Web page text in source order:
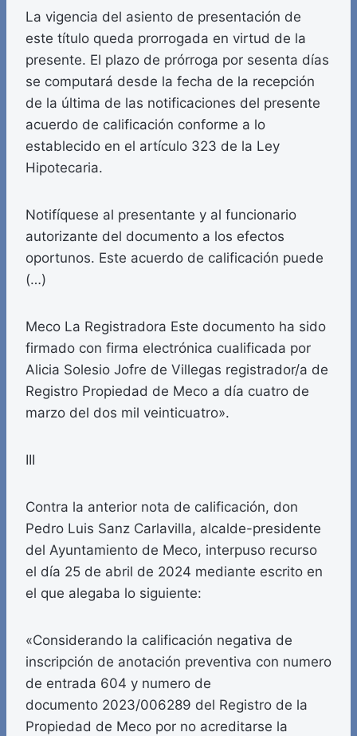
La vigencia del asiento de presentación de
este título queda prorrogada en virtud de la
presente. El plazo de prórroga por sesenta días
se computará desde la fecha de la recepción
de la última de las notificaciones del presente
acuerdo de calificación conforme a lo
establecido en el artículo 323 de la Ley
Hipotecaria.
Notifíquese al presentante y al funcionario
autorizante del documento a los efectos
oportunos. Este acuerdo de calificación puede
(…)
Meco La Registradora Este documento ha sido
firmado con firma electrónica cualificada por
Alicia Solesio Jofre de Villegas registrador/a de
Registro Propiedad de Meco a día cuatro de
marzo del dos mil veinticuatro».
III
Contra la anterior nota de calificación, don
Pedro Luis Sanz Carlavilla, alcalde-presidente
del Ayuntamiento de Meco, interpuso recurso
el día 25 de abril de 2024 mediante escrito en
el que alegaba lo siguiente:
«Considerando la calificación negativa de
inscripción de anotación preventiva con numero
de entrada 604 y numero de
documento 2023/006289 del Registro de la
Propiedad de Meco por no acreditarse la